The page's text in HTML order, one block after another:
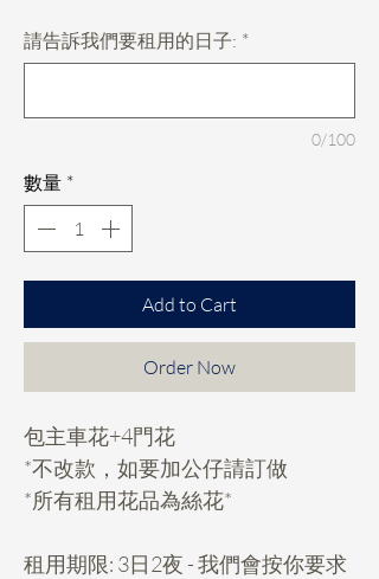
請告訴我們要租用的日子: *
0/100
數量 *
Add to Cart
Order Now
包主車花+4門花
*不改款，如要加公仔請訂做
*所有租用花品為絲花*
租用期限: 3日2夜 - 我們會按你要求